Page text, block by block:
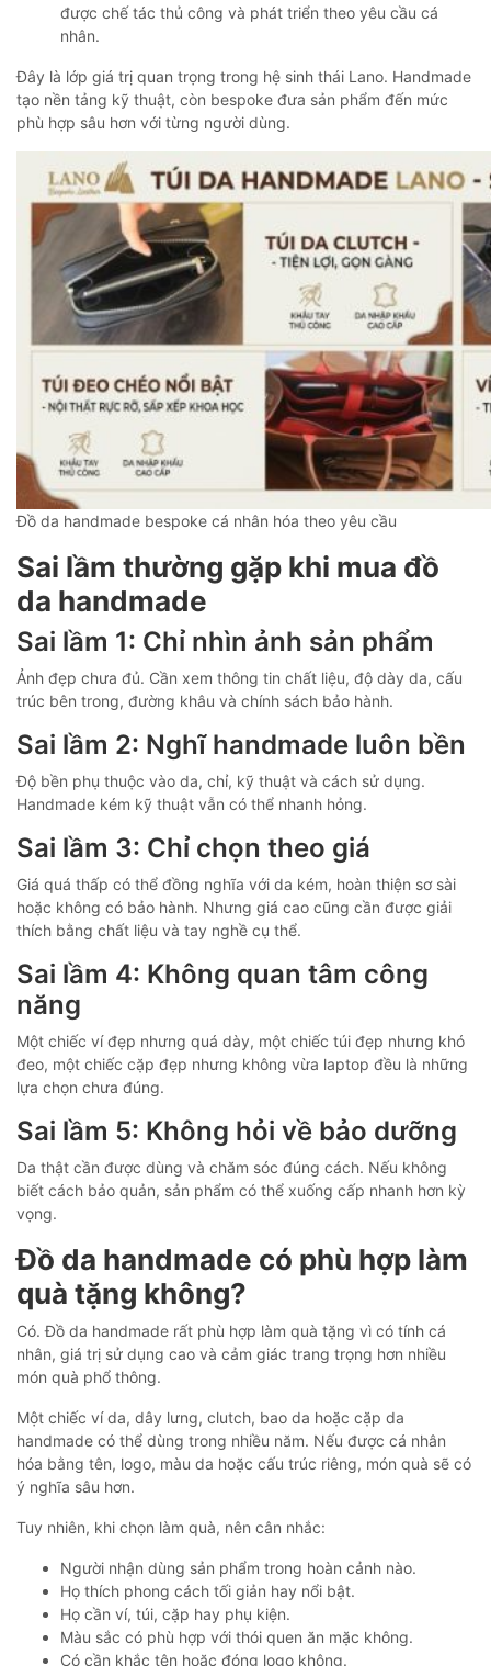
được chế tác thủ công và phát triển theo yêu cầu cá
nhân.
Đây là lớp giá trị quan trọng trong hệ sinh thái Lano. Handmade
tạo nền tảng kỹ thuật, còn bespoke đưa sản phẩm đến mức
phù hợp sâu hơn với từng người dùng.
Đồ da handmade bespoke cá nhân hóa theo yêu cầu
Sai lầm thường gặp khi mua đồ
da handmade
Sai lầm 1: Chỉ nhìn ảnh sản phẩm
Ảnh đẹp chưa đủ. Cần xem thông tin chất liệu, độ dày da, cấu
trúc bên trong, đường khâu và chính sách bảo hành.
Sai lầm 2: Nghĩ handmade luôn bền
Độ bền phụ thuộc vào da, chỉ, kỹ thuật và cách sử dụng.
Handmade kém kỹ thuật vẫn có thể nhanh hỏng.
Sai lầm 3: Chỉ chọn theo giá
Giá quá thấp có thể đồng nghĩa với da kém, hoàn thiện sơ sài
hoặc không có bảo hành. Nhưng giá cao cũng cần được giải
thích bằng chất liệu và tay nghề cụ thể.
Sai lầm 4: Không quan tâm công
năng
Một chiếc ví đẹp nhưng quá dày, một chiếc túi đẹp nhưng khó
đeo, một chiếc cặp đẹp nhưng không vừa laptop đều là những
lựa chọn chưa đúng.
Sai lầm 5: Không hỏi về bảo dưỡng
Da thật cần được dùng và chăm sóc đúng cách. Nếu không
biết cách bảo quản, sản phẩm có thể xuống cấp nhanh hơn kỳ
vọng.
Đồ da handmade có phù hợp làm
quà tặng không?
Có. Đồ da handmade rất phù hợp làm quà tặng vì có tính cá
nhân, giá trị sử dụng cao và cảm giác trang trọng hơn nhiều
món quà phổ thông.
Một chiếc ví da, dây lưng, clutch, bao da hoặc cặp da
handmade có thể dùng trong nhiều năm. Nếu được cá nhân
hóa bằng tên, logo, màu da hoặc cấu trúc riêng, món quà sẽ có
ý nghĩa sâu hơn.
Tuy nhiên, khi chọn làm quà, nên cân nhắc:
Người nhận dùng sản phẩm trong hoàn cảnh nào.
Họ thích phong cách tối giản hay nổi bật.
Họ cần ví, túi, cặp hay phụ kiện.
Màu sắc có phù hợp với thói quen ăn mặc không.
Có cần khắc tên hoặc đóng logo không.